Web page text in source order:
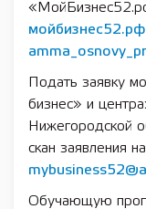
Подать заявку
бизнес» и
Нижегородской
скан заявления
Обучающую